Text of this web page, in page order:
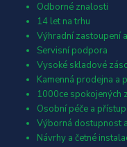
Odborné znalosti
14 let na trhu
Výhradní zastoupení
Servisní podpora
Vysoké skladové
Kamenná prodejna a
1000ce spokojených
Osobní péče a
Výborná dostupnost
Návrhy a četné